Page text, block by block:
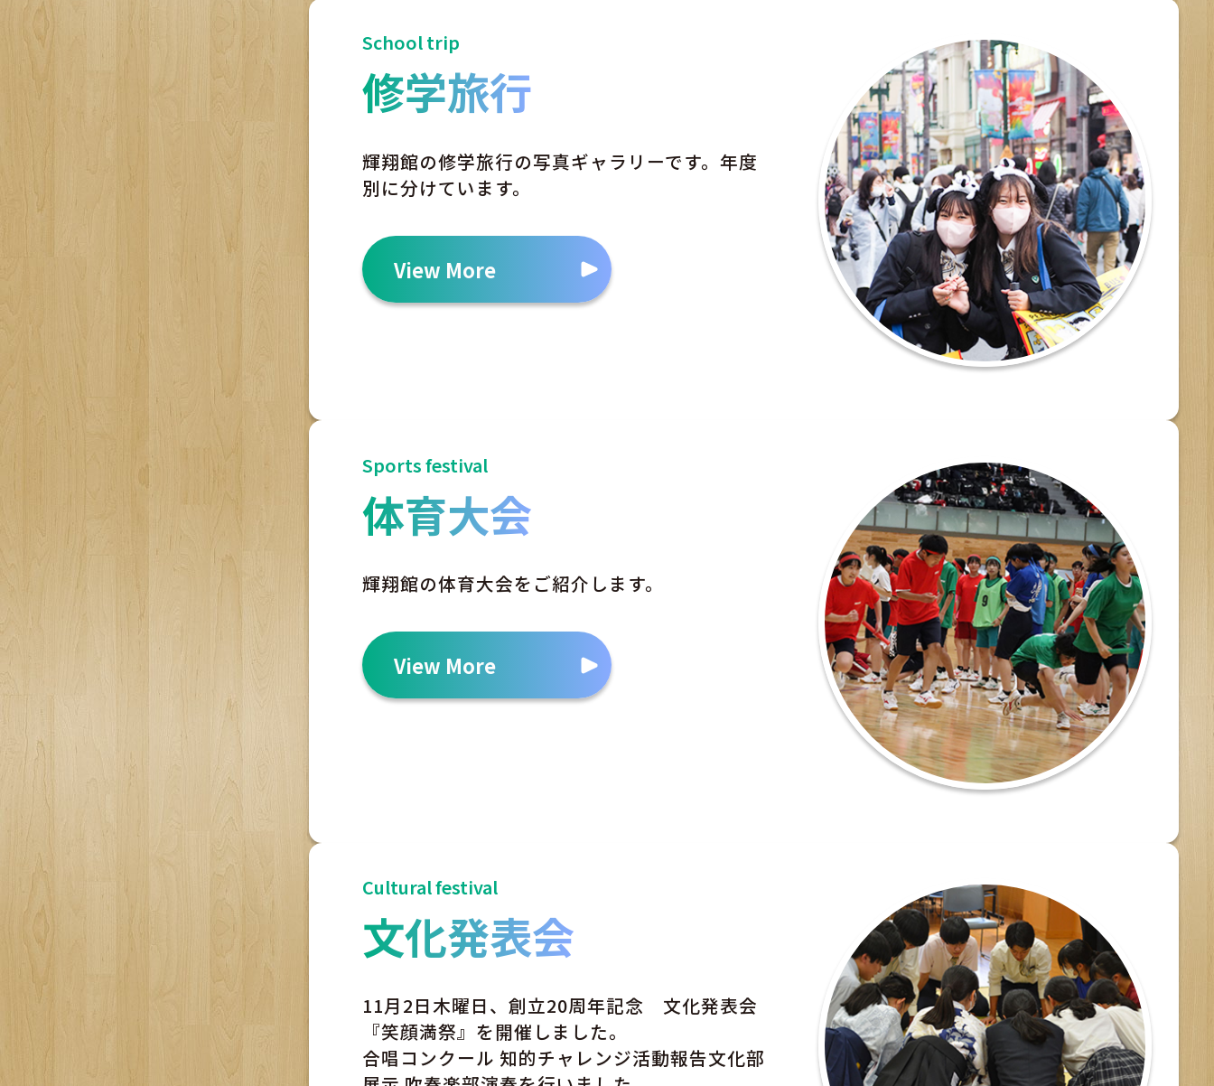
School trip
修学旅行
輝翔館の修学旅行の写真ギャラリーです。年度
別に分けています。
View More
Sports festival
体育大会
輝翔館の体育大会をご紹介します。
View More
Cultural festival
文化発表会
11月2日木曜日、創立20周年記念 文化発表会
『笑顔満祭』を開催しました。
合唱コンクール 知的チャレンジ活動報告文化部